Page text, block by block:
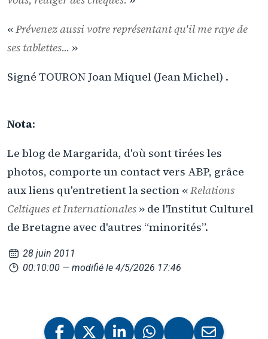
«Prévenez aussi votre représentant qu'il me raye de
ses tablettes... »
Signé TOURON Joan Miquel (Jean Michel) .
Nota:
Le blog de Margarida, d'où sont tirées les
photos, comporte un contact vers ABP, grâce
aux liens qu'entretient la section «Relations
Celtiques et Internationales » de l'Institut Culturel
de Bretagne avec d'autres “minorités”.
28 juin 2011
00:10:00 — modifié le 4/5/2026 17:46